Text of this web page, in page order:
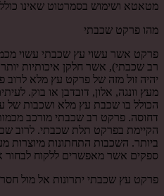
מטאטא ושימוש בסמרטוט שאינו כולל
מהו פרקט שכבתי
פרקט אשר עשוי עץ שכבתי עשוי
רב שכבתי), אשר חלקן איכותיות
יהיה זול מזה של פרקט עץ מלא לרוב
מעץ וונגה, אלון, דובדבן או בוק.
הכולל בו שכבת עץ מלא ושכבות של
דחוסה. פרקט רב שכבתי מורכב
הקיימת בפרקט תלת שכבתי. לרוב
ביותר. השכבות התחתונות מיוצרות
ספקים אשר מאפשרים ללקוח לבחור
פרקט עץ שכבתי יתרונות אל מול